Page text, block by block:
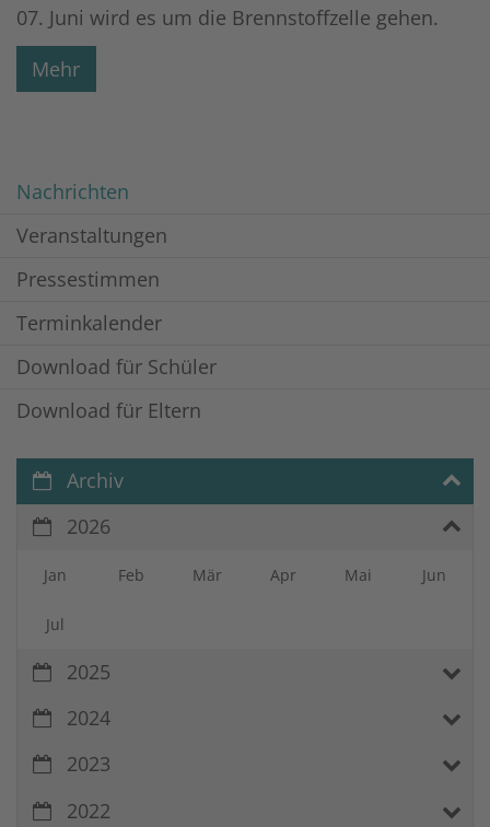
07. Juni wird es um die Brennstoffzelle gehen.
Mehr
Nachrichten
Veranstaltungen
Pressestimmen
Terminkalender
Download für Schüler
Download für Eltern
Archiv
2026
Jan Feb Mär Apr Mai Jun
Jul
2025
2024
2023
2022